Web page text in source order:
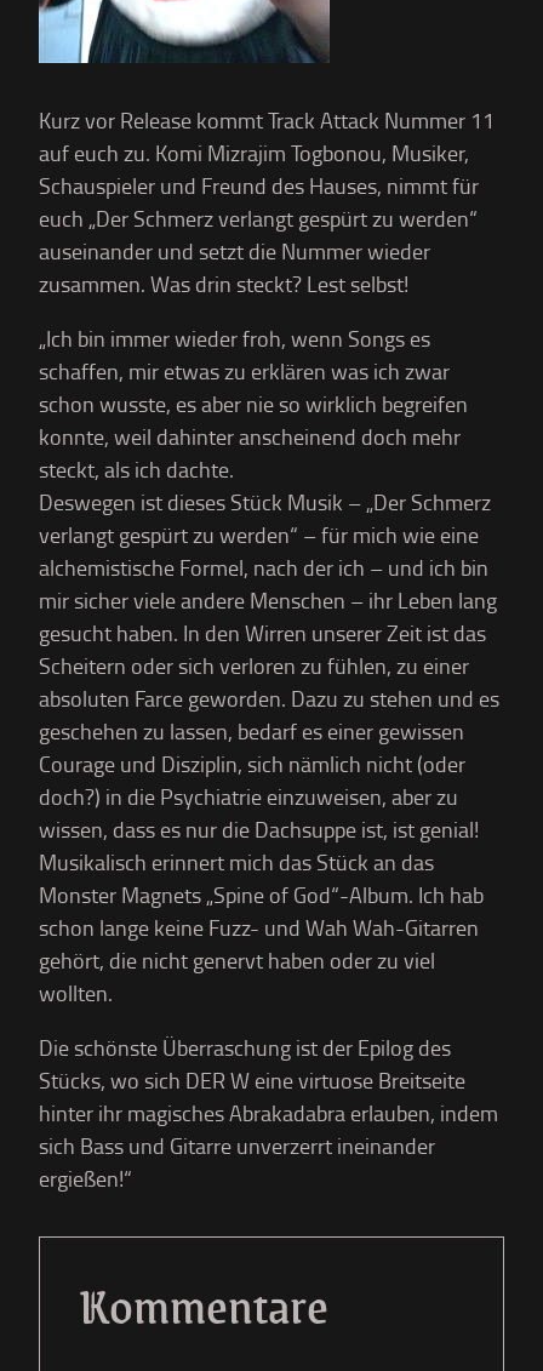
Kurz vor Release kommt Track Attack Nummer 11
auf euch zu. Komi Mizrajim Togbonou, Musiker,
Schauspieler und Freund des Hauses, nimmt für
euch „Der Schmerz verlangt gespürt zu werden“
auseinander und setzt die Nummer wieder
zusammen. Was drin steckt? Lest selbst!
„Ich bin immer wieder froh, wenn Songs es
schaffen, mir etwas zu erklären was ich zwar
schon wusste, es aber nie so wirklich begreifen
konnte, weil dahinter anscheinend doch mehr
steckt, als ich dachte.
Deswegen ist dieses Stück Musik – „Der Schmerz
verlangt gespürt zu werden“ – für mich wie eine
alchemistische Formel, nach der ich – und ich bin
mir sicher viele andere Menschen – ihr Leben lang
gesucht haben. In den Wirren unserer Zeit ist das
Scheitern oder sich verloren zu fühlen, zu einer
absoluten Farce geworden. Dazu zu stehen und es
geschehen zu lassen, bedarf es einer gewissen
Courage und Disziplin, sich nämlich nicht (oder
doch?) in die Psychiatrie einzuweisen, aber zu
wissen, dass es nur die Dachsuppe ist, ist genial!
Musikalisch erinnert mich das Stück an das
Monster Magnets „Spine of God“-Album. Ich hab
schon lange keine Fuzz- und Wah Wah-Gitarren
gehört, die nicht genervt haben oder zu viel
wollten.
Die schönste Überraschung ist der Epilog des
Stücks, wo sich DER W eine virtuose Breitseite
hinter ihr magisches Abrakadabra erlauben, indem
sich Bass und Gitarre unverzerrt ineinander
ergießen!“
Kommentare